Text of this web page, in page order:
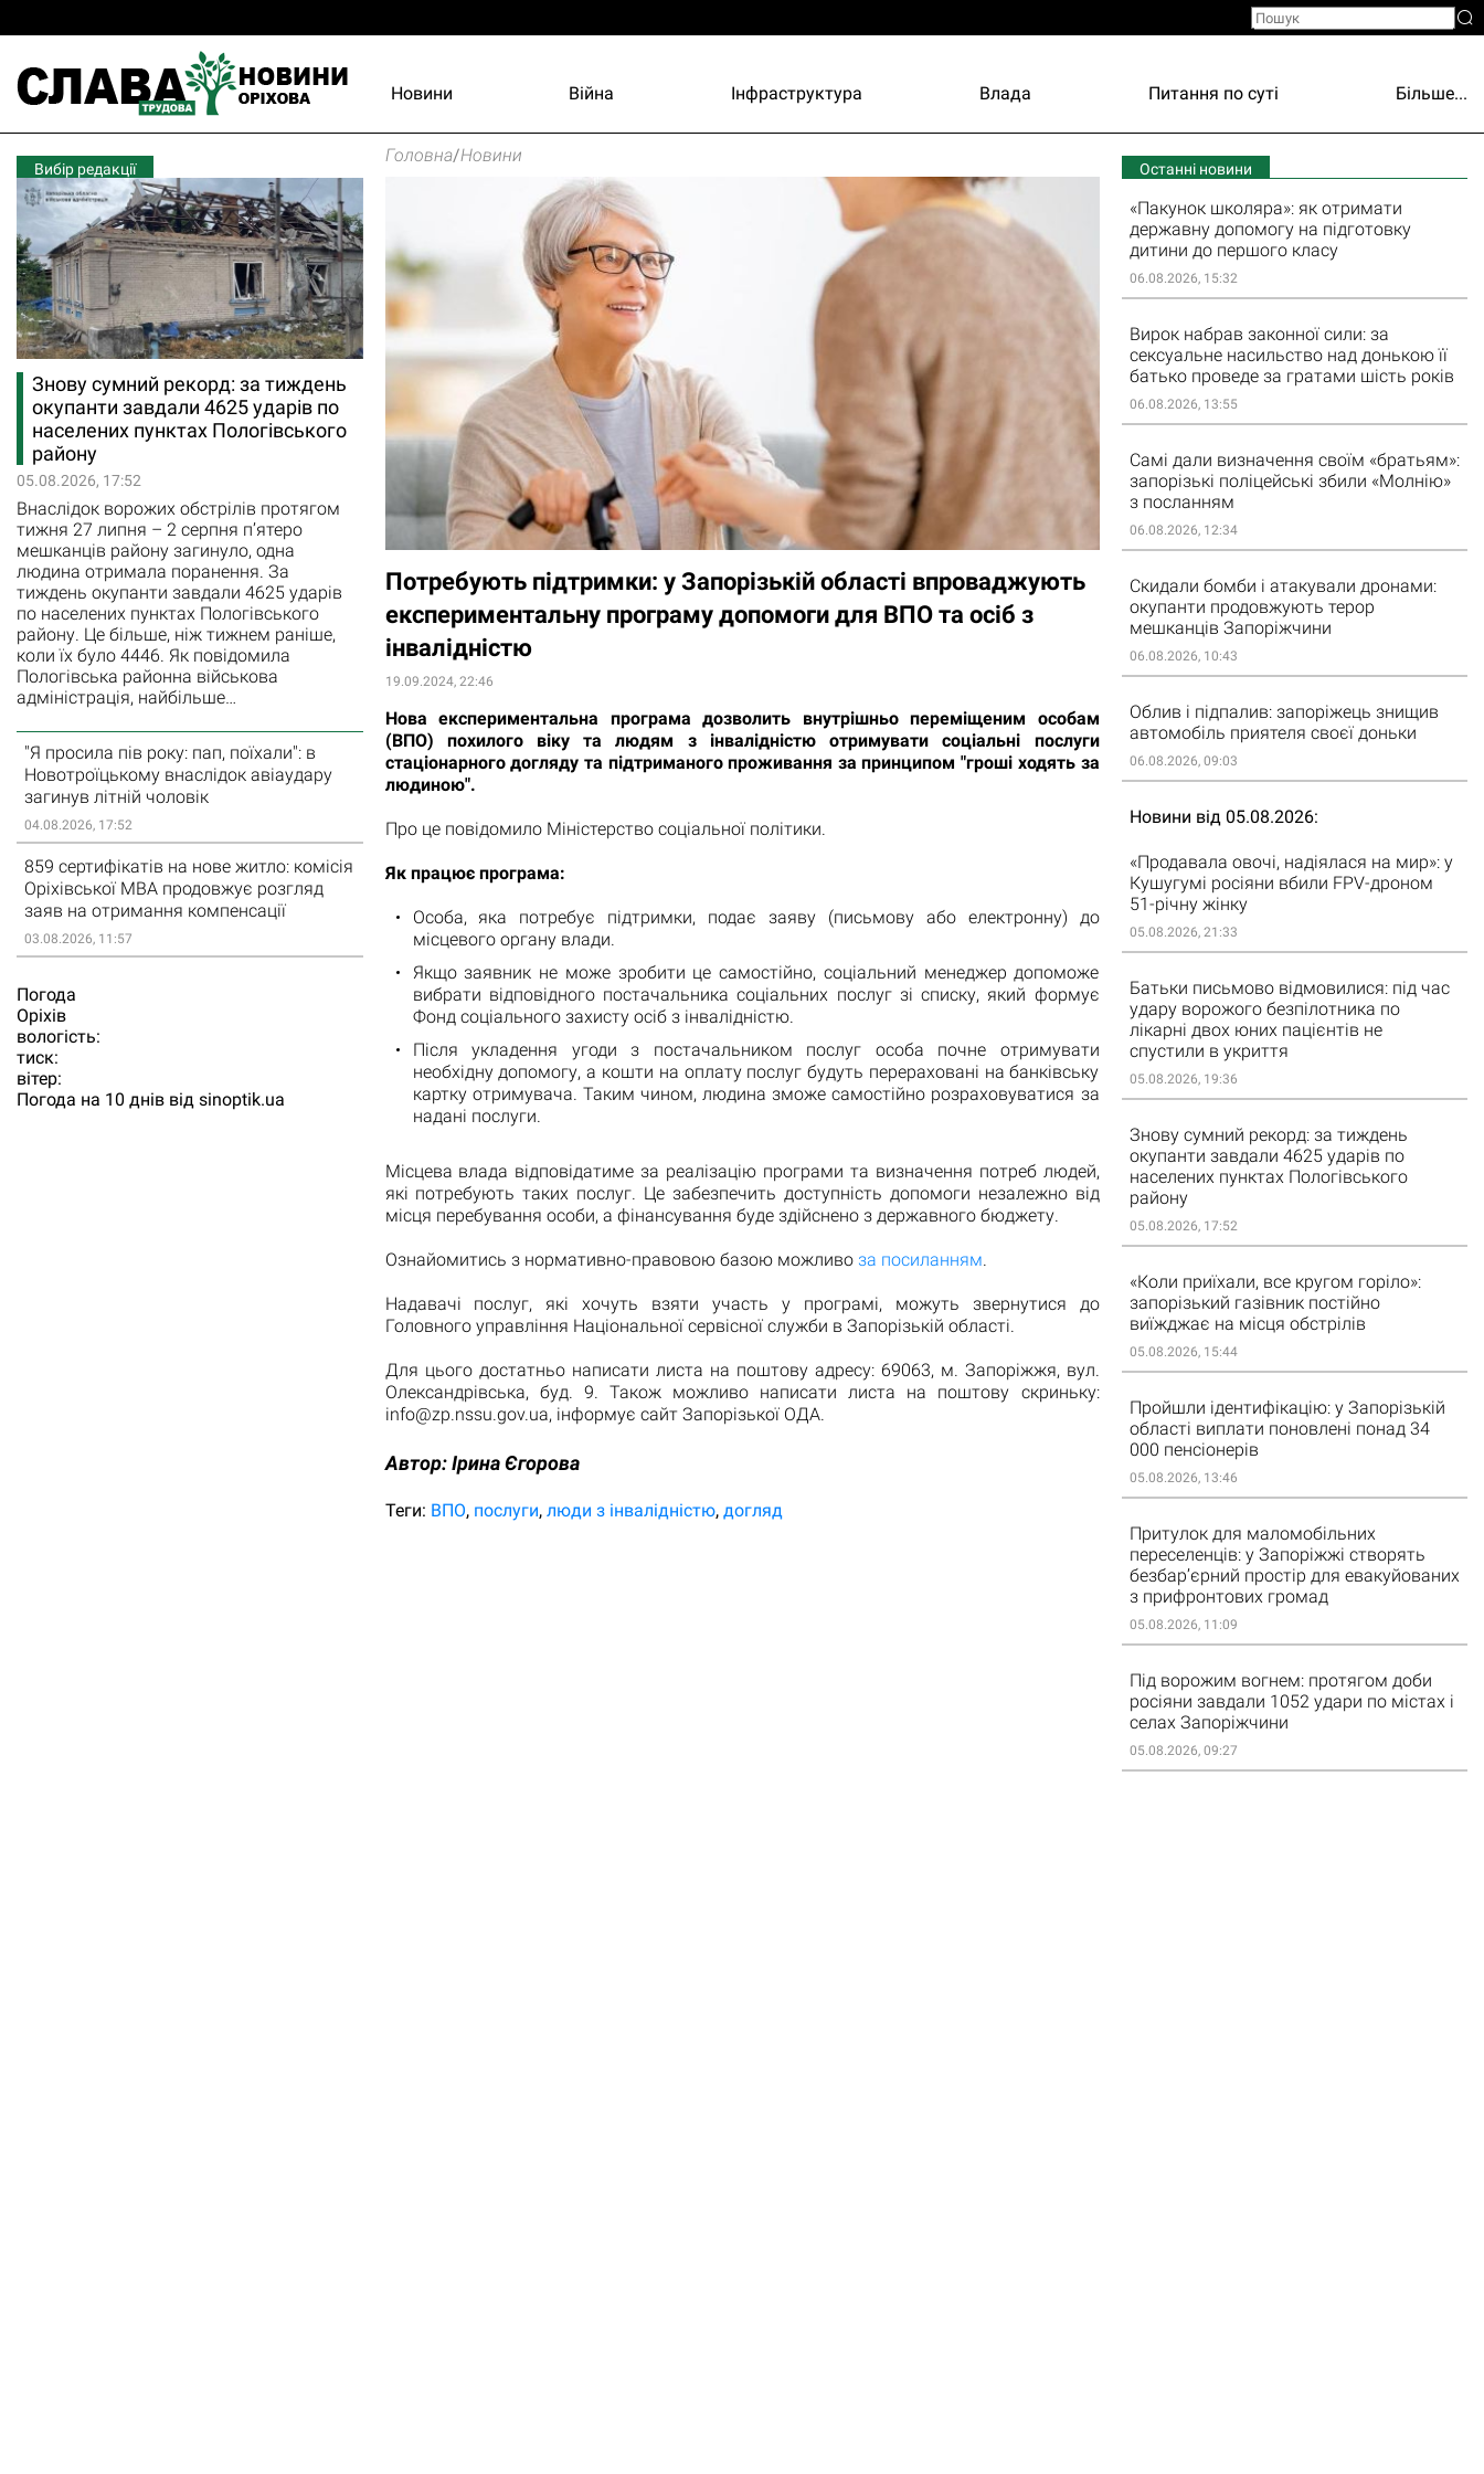
Новини Війна Інфраструктура Влада Питання по суті Більше...
Вибір редакції
Знову сумний рекорд: за тиждень
окупанти завдали 4625 ударів по
населених пунктах Пологівського
району
05.08.2026, 17:52
Внаслідок ворожих обстрілів протягом
тижня 27 липня – 2 серпня п’ятеро
мешканців району загинуло, одна
людина отримала поранення. За
тиждень окупанти завдали 4625 ударів
по населених пунктах Пологівського
району. Це більше, ніж тижнем раніше,
коли їх було 4446. Як повідомила
Пологівська районна військова
адміністрація, найбільше…
"Я просила пів року: пап, поїхали": в
Новотроїцькому внаслідок авіаудару
загинув літній чоловік
04.08.2026, 17:52
859 сертифікатів на нове житло: комісія
Оріхівської МВА продовжує розгляд
заяв на отримання компенсації
03.08.2026, 11:57
Погода
Орiхiв
вологість:
тиск:
вітер:
Погода на 10 днів від sinoptik.ua
Головна/Новини
Потребують підтримки: у Запорізькій області впроваджують
експериментальну програму допомоги для ВПО та осіб з
інвалідністю
19.09.2024, 22:46
Нова експериментальна програма дозволить внутрішньо переміщеним особам
(ВПО) похилого віку та людям з інвалідністю отримувати соціальні послуги
стаціонарного догляду та підтриманого проживання за принципом "гроші ходять за
людиною".
Про це повідомило Міністерство соціальної політики.
Як працює програма:
Особа, яка потребує підтримки, подає заяву (письмову або електронну) до
місцевого органу влади.
Якщо заявник не може зробити це самостійно, соціальний менеджер допоможе
вибрати відповідного постачальника соціальних послуг зі списку, який формує
Фонд соціального захисту осіб з інвалідністю.
Після укладення угоди з постачальником послуг особа почне отримувати
необхідну допомогу, а кошти на оплату послуг будуть перераховані на банківську
картку отримувача. Таким чином, людина зможе самостійно розраховуватися за
надані послуги.
Місцева влада відповідатиме за реалізацію програми та визначення потреб людей,
які потребують таких послуг. Це забезпечить доступність допомоги незалежно від
місця перебування особи, а фінансування буде здійснено з державного бюджету.
Ознайомитись з нормативно-правовою базою можливо за посиланням.
Надавачі послуг, які хочуть взяти участь у програмі, можуть звернутися до
Головного управління Національної сервісної служби в Запорізькій області.
Для цього достатньо написати листа на поштову адресу: 69063, м. Запоріжжя, вул.
Олександрівська, буд. 9. Також можливо написати листа на поштову скриньку:
info@zp.nssu.gov.ua, інформує сайт Запорізької ОДА.
Автор:Ірина Єгорова
Теги: ВПО послуги люди з інвалідністю догляд
Останні новини
«Пакунок школяра»: як отримати
державну допомогу на підготовку
дитини до першого класу
06.08.2026, 15:32
Вирок набрав законної сили: за
сексуальне насильство над донькою її
батько проведе за гратами шість років
06.08.2026, 13:55
Самі дали визначення своїм «братьям»:
запорізькі поліцейські збили «Молнію»
з посланням
06.08.2026, 12:34
Скидали бомби і атакували дронами:
окупанти продовжують терор
мешканців Запоріжчини
06.08.2026, 10:43
Облив і підпалив: запоріжець знищив
автомобіль приятеля своєї доньки
06.08.2026, 09:03
Новини від 05.08.2026
«Продавала овочі, надіялася на мир»: у
Кушугумі росіяни вбили FPV-дроном
51-річну жінку
05.08.2026, 21:33
Батьки письмово відмовилися: під час
удару ворожого безпілотника по
лікарні двох юних пацієнтів не
спустили в укриття
05.08.2026, 19:36
Знову сумний рекорд: за тиждень
окупанти завдали 4625 ударів по
населених пунктах Пологівського
району
05.08.2026, 17:52
«Коли приїхали, все кругом горіло»:
запорізький газівник постійно
виїжджає на місця обстрілів
05.08.2026, 15:44
Пройшли ідентифікацію: у Запорізькій
області виплати поновлені понад 34
000 пенсіонерів
05.08.2026, 13:46
Притулок для маломобільних
переселенців: у Запоріжжі створять
безбар’єрний простір для евакуйованих
з прифронтових громад
05.08.2026, 11:09
Під ворожим вогнем: протягом доби
росіяни завдали 1052 удари по містах і
селах Запоріжчини
05.08.2026, 09:27